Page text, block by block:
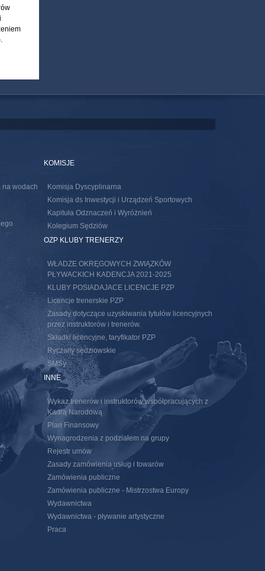
na wodach
KOMISJE
Komisja Dyscyplinarna
Komisja ds Inwestycji i Urządzeń Sportowych
Kapituła Odznaczeń i Wyróżnień
Kolegium Sędziów
OZP KLUBY TRENERZY
WŁADZE OKRĘGOWYCH ZWIĄZKÓW
PŁYWACKICH KADENCJA 2021-2025
KLUBY POSIADAJACE LICENCJE PZP
Licencje trenerskie PZP
Zasady dotyczące uzyskiwania tytułów licencyjnych
przez instruktorów i trenerów.
Składki licencyjne, taryfikator PZP
Ryczałty sędziowskie
SMSy
INNE
Wykaz trenerów i instruktorów współpracujących z
Kadrą Narodową
Plan Finansowy
Wynagrodzenia z podziałem na grupy
Rejestr umów
Zasady zamówienia usług i towarów
Zamówienia publiczne
Zamówienia publiczne - Mistrzostwa Europy
Wydawnictwa
Wydawnictwa - pływanie artystyczne
Praca